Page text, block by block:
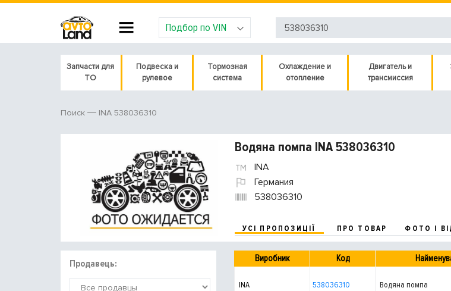
Подбор по VIN
Запчасти для
ТО
Подвеска и
рулевое
Тормозная
система
Охлаждение и
отопление
Двигатель и
трансмиссия
Поиск INA 538036310
Водяна помпа INA 538036310
INA
Германия
538036310
УСІ ПРОПОЗИЦІЇ ПРО ТОВАР ФОТО І
Продавець: Виробник Код
INA 538036310 Водяна помпа